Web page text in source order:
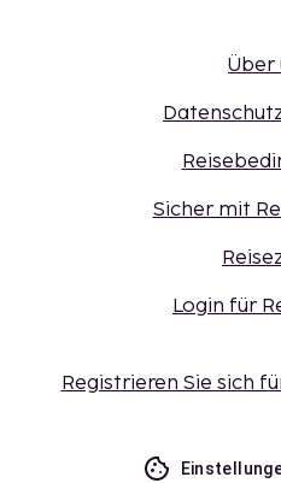
Über
Sicher mit
Login für
Registrieren Sie sich